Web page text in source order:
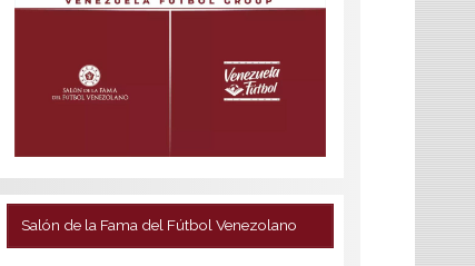
Salón de la Fama del Fútbol Venezolano